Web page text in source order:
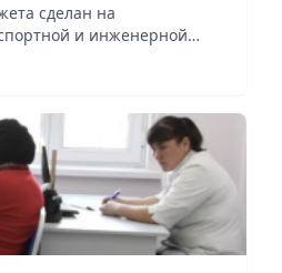
сделан на
и инженерной
Vecher.kz.